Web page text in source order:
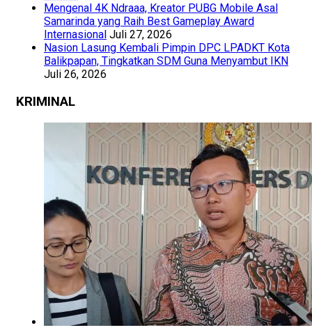
Mengenal 4K Ndraaa, Kreator PUBG Mobile Asal
Samarinda yang Raih Best Gameplay Award
Internasional Juli 27, 2026
Nasion Lasung Kembali Pimpin DPC LPADKT Kota
Balikpapan, Tingkatkan SDM Guna Menyambut IKN
Juli 26, 2026
KRIMINAL